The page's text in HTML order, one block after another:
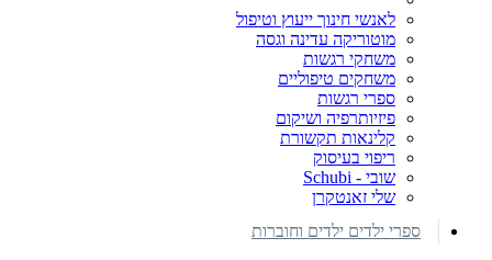
לאנשי חינוך ייעוץ וטיפול
מוטוריקה עדינה וגסה
משחקי רגשות
משחקים טיפוליים
ספרי רגשות
פיזיותרפיה ושיקום
קלינאות תקשורת
ריפוי בעיסוק
שובי - Schubi
שלי זאנטקרן
ספרי ילדים ילדים וחוברות